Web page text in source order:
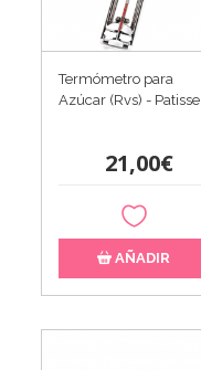
Termómetro para
Azúcar (Rvs) - Patisse
21,00€
AÑADIR